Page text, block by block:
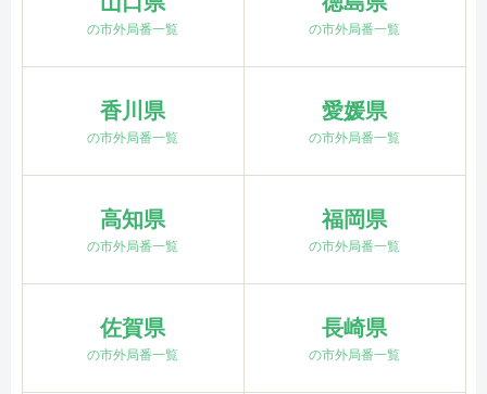
の市外局番一覧 の市外局番一覧
香川県
の市外局番一覧
愛媛県
の市外局番一覧
高知県
の市外局番一覧
福岡県
の市外局番一覧
佐賀県
の市外局番一覧
長崎県
の市外局番一覧